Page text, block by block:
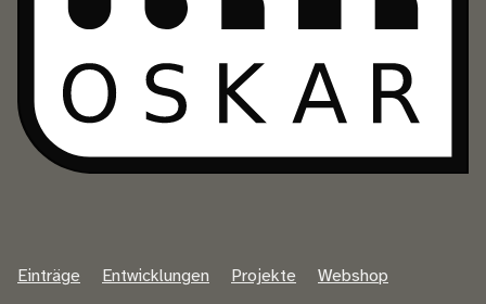
Einträge Entwicklungen Projekte Webshop